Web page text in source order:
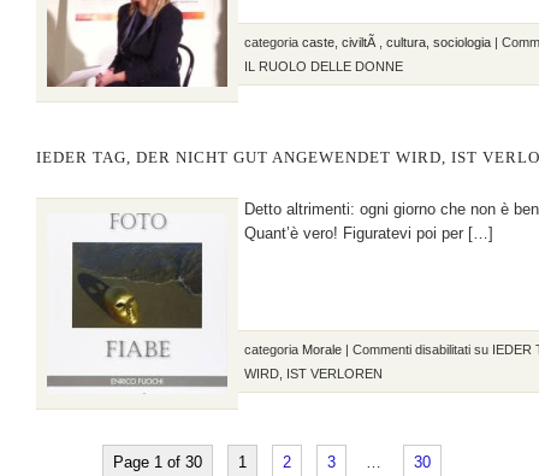
categoria caste civiltÃ cultura sociologia |
IL RUOLO DELLE DONNE
IEDER TAG, DER NICHT GUT ANGEWENDET WIRD, IST
Detto altrimenti: ogni giorno che non è
Quant’è vero! Figuratevi poi per […]
categoria Morale | Commenti disabilitati su IEDER
WIRD, IST VERLOREN
Page 1 of 30 1 2 3 … 30